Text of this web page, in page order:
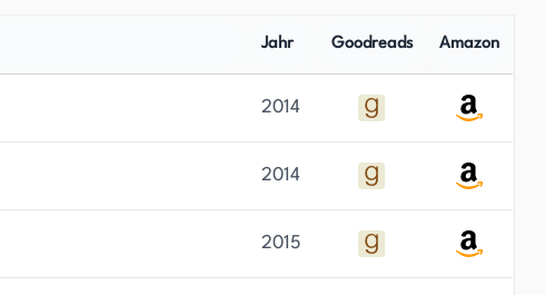
Jahr Goodreads Amazon
2014
2014
2015